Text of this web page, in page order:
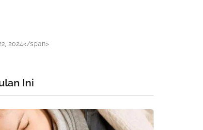
2024</span>
Ini